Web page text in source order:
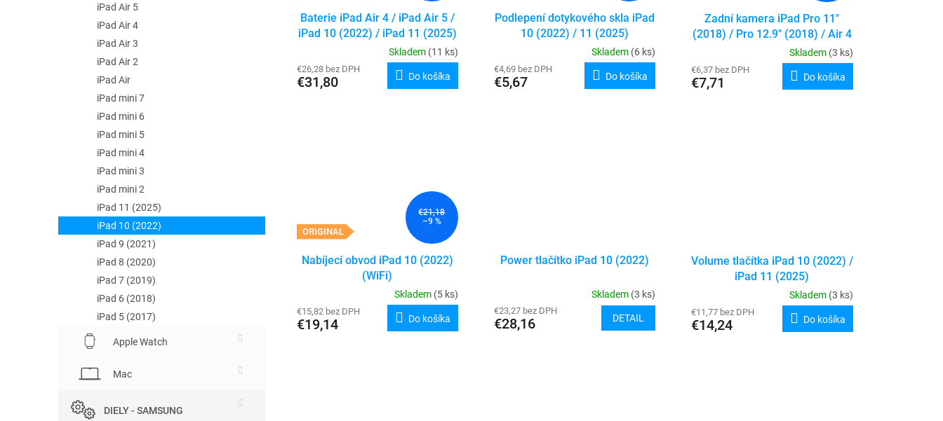
iPad Air 5
iPad Air 4
iPad Air 3
iPad Air 2
iPad Air
iPad mini 7
iPad mini 6
iPad mini 5
iPad mini 4
iPad mini 3
iPad mini 2
iPad 11 (2025)
iPad 10 (2022)
iPad 9 (2021)
iPad 8 (2020)
iPad 7 (2019)
iPad 6 (2018)
iPad 5 (2017)
Apple Watch
Mac
DIELY - SAMSUNG
Baterie iPad Air 4 / iPad Air 5 /
iPad 10 (2022) / iPad 11 (2025)
/ iPad Air 11" (2024)
Skladem (11 ks)
€26,28 bez DPH
€31,80 Do košíka
Podlepení dotykového skla iPad
10 (2022) / 11 (2025)
Skladem (6 ks)
€4,69 bez DPH
€5,67 Do košíka
Zadní kamera iPad Pro 11"
(2018) / Pro 12.9" (2018) / Air 4
/ Air 5 / mini 6 / mini 7 / 10
(2022) / 11 (2025)
Skladem (3 ks)
€6,37 bez DPH
€7,71 Do košíka
ORIGINAL
€21,18
–9 %
Nabíjecí obvod iPad 10 (2022)
(WiFi)
Skladem (5 ks)
€15,82 bez DPH
€19,14 Do košíka
Power tlačítko iPad 10 (2022)
Skladem (3 ks)
€23,27 bez DPH
€28,16 DETAIL
Volume tlačítka iPad 10 (2022) /
iPad 11 (2025)
Skladem (3 ks)
€11,77 bez DPH
€14,24 Do košíka